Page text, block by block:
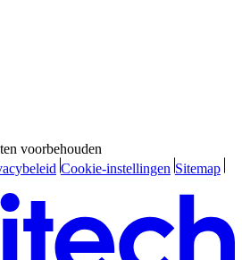
voorbehouden
Cookie-instellingen Sitemap